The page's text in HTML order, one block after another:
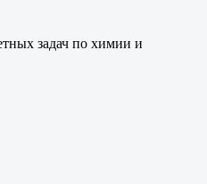
задач по химии и